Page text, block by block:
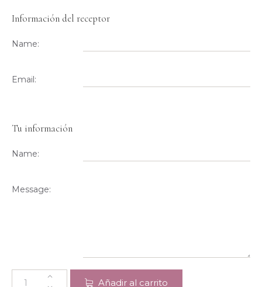
Información del receptor
Name:
Email:
Tu información
Name:
Message:
Añadir al carrito